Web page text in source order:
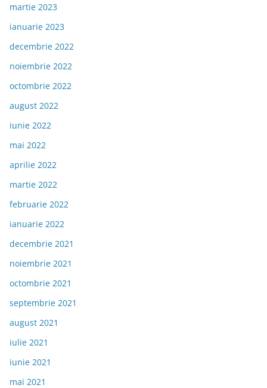
martie 2023
ianuarie 2023
decembrie 2022
noiembrie 2022
octombrie 2022
august 2022
iunie 2022
mai 2022
aprilie 2022
martie 2022
februarie 2022
ianuarie 2022
decembrie 2021
noiembrie 2021
octombrie 2021
septembrie 2021
august 2021
iulie 2021
iunie 2021
mai 2021